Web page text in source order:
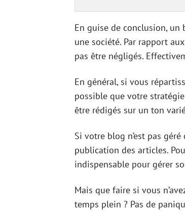
En guise de conclusion,
une société. Par rapport
pas être négligés.
En général, si vous
possible que votre
être rédigés sur un ton
Si votre blog n’est pas
publication des articles.
indispensable pour gérer
Mais que faire si vous
temps plein ? Pas de